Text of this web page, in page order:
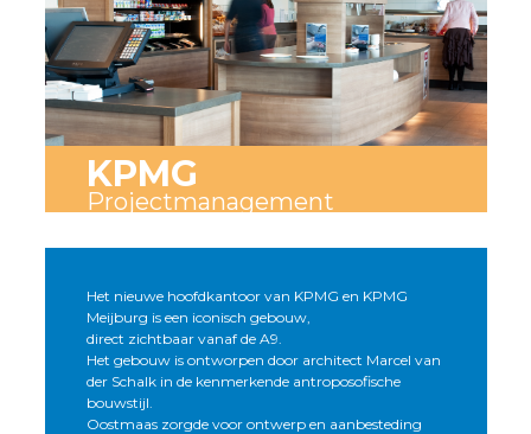
KPMG
Projectmanagement
Het nieuwe hoofdkantoor van KPMG en KPMG
Meijburg is een iconisch gebouw,
direct zichtbaar vanaf de A9.
Het gebouw is ontworpen door architect Marcel van
der Schalk in de kenmerkende antroposofische
bouwstijl.
Oostmaas zorgde voor ontwerp en aanbesteding